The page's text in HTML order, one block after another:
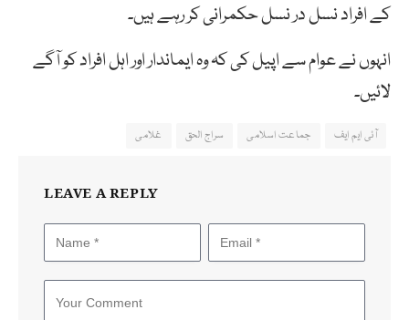
کے افراد نسل در نسل حکمرانی کر رہے ہیں۔
انہوں نے عوام سے اپیل کی کہ وہ ایماندار اور اہل افراد کو آگے
لائیں۔
آئی ایم ایف جماعت اسلامی سراج الحق غلامی
LEAVE A REPLY